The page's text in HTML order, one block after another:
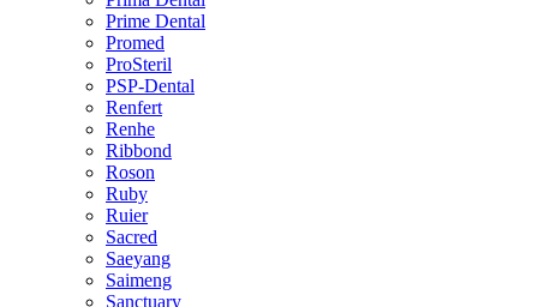
Prime Dental
Promed
ProSteril
PSP-Dental
Renfert
Renhe
Ribbond
Roson
Ruby
Ruier
Sacred
Saeyang
Saimeng
Sanctuary